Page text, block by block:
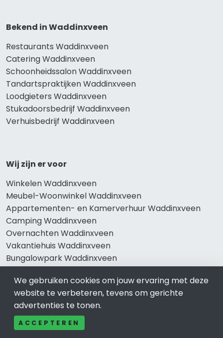
Bekend in Waddinxveen
Restaurants Waddinxveen
Catering Waddinxveen
Schoonheidssalon Waddinxveen
Tandartspraktijken Waddinxveen
Loodgieters Waddinxveen
Stukadoorsbedrijf Waddinxveen
Verhuisbedrijf Waddinxveen
Wij zijn er voor
Winkelen Waddinxveen
Meubel-Woonwinkel Waddinxveen
Appartementen- en Kamerverhuur Waddinxveen
Camping Waddinxveen
Overnachten Waddinxveen
Vakantiehuis Waddinxveen
Bungalowpark Waddinxveen
Thema’s
Klussenbedrijf Waddinxveen
Notarissen Waddinxveen
We gebruiken cookies om jouw ervaring met deze
website te verbeteren, tevens om gerichte
advertenties te tonen.
ACCEPTEREN